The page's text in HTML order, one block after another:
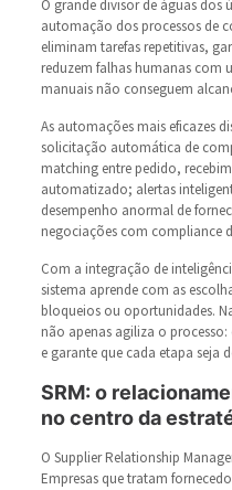
O grande divisor de águas
automação dos processos de
eliminam tarefas repetitivas,
reduzem falhas humanas com
manuais não conseguem
As automações mais eficazes
solicitação automática de
matching entre pedido,
automatizado; alertas
desempenho anormal de
negociações com compliance
Com a integração de
sistema aprende com as
bloqueios ou oportunidades.
não apenas agiliza o
e garante que cada etapa seja
SRM: o
no centro da
O Supplier Relationship
Empresas que tratam